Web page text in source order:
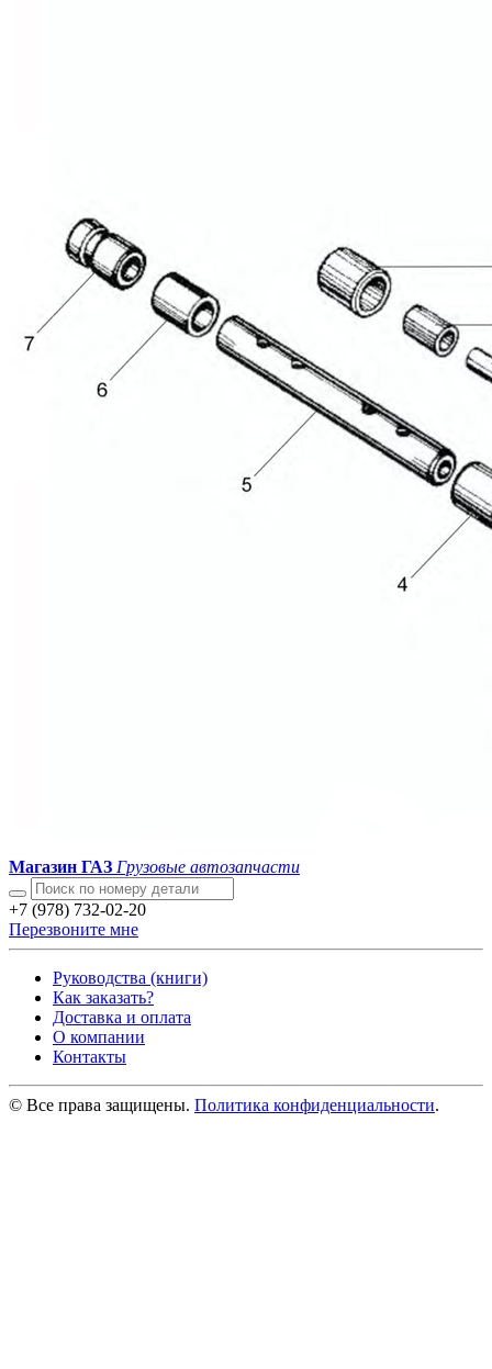
Магазин ГАЗ Грузовые автозапчасти
+7 (978) 732-02-20
Перезвоните мне
Руководства (книги)
Как заказать?
Доставка и оплата
О компании
Контакты
© Все права защищены. Политика конфиденциальности.